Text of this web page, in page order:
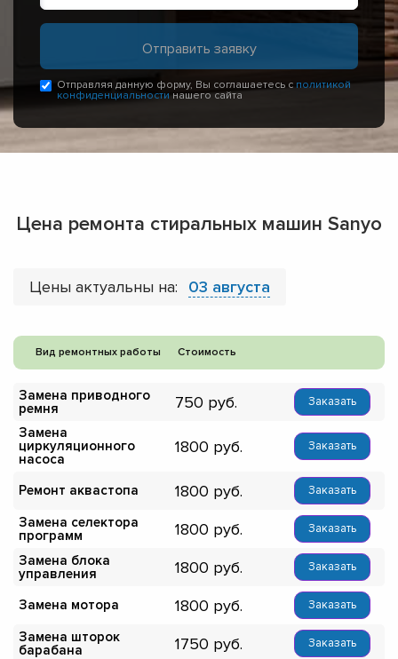
Отправляя данную форму, Вы соглашаетесь с политикой
конфиденциальности нашего сайта
Цена ремонта стиральных машин Sanyo
Цены актуальны на: 03 августа
Вид ремонтных работы Стоимость
Замена приводного
ремня
750 Заказать
Замена
циркуляционного
насоса
1800 Заказать
Ремонт аквастопа 1800 Заказать
Замена селектора
программ
1800 Заказать
Замена блока
управления
1800 Заказать
Замена мотора 1800 Заказать
Замена шторок
барабана
1750 Заказать